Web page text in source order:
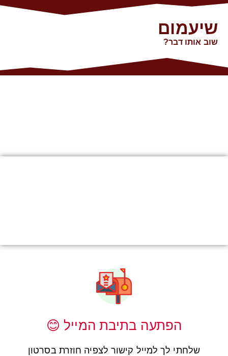
שיעמום
שוב אותו דבר?
הפתעה בתיבת המייל 😊
שלחתי לך למייל קישור לצפיה חוזרת בסרטון